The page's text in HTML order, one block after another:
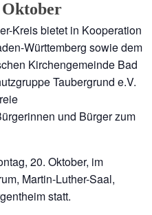
Kreis bietet in Kooperation
Württemberg sowie dem
Kirchengemeinde Bad
Taubergrund e.V.
und Bürger zum
20. Oktober, im
Martin-Luther-Saal,
statt.